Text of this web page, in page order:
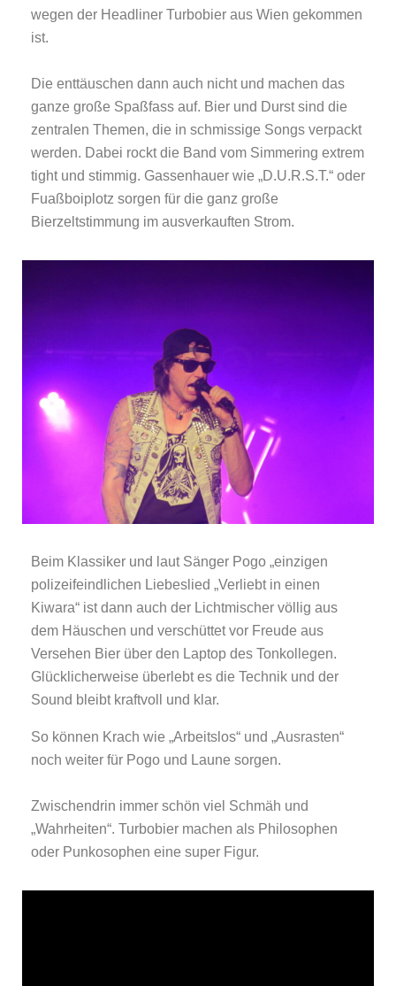
wegen der Headliner Turbobier aus Wien gekommen
ist.
Die enttäuschen dann auch nicht und machen das
ganze große Spaßfass auf. Bier und Durst sind die
zentralen Themen, die in schmissige Songs verpackt
werden. Dabei rockt die Band vom Simmering extrem
tight und stimmig. Gassenhauer wie „D.U.R.S.T.“ oder
Fuaßboiplotz sorgen für die ganz große
Bierzeltstimmung im ausverkauften Strom.
Beim Klassiker und laut Sänger Pogo „einzigen
polizeifeindlichen Liebeslied „Verliebt in einen
Kiwara“ ist dann auch der Lichtmischer völlig aus
dem Häuschen und verschüttet vor Freude aus
Versehen Bier über den Laptop des Tonkollegen.
Glücklicherweise überlebt es die Technik und der
Sound bleibt kraftvoll und klar.
So können Krach wie „Arbeitslos“ und „Ausrasten“
noch weiter für Pogo und Laune sorgen.
Zwischendrin immer schön viel Schmäh und
„Wahrheiten“. Turbobier machen als Philosophen
oder Punkosophen eine super Figur.